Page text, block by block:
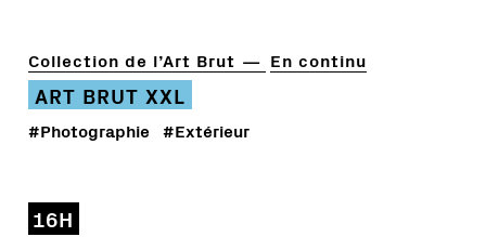
Collection de l’Art Brut En continu
ART BRUT XXL
#Photographie #Extérieur
16H